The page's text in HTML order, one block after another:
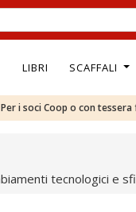
LIBRI SCAFFALI
i soci Coop o con
tecnologici e